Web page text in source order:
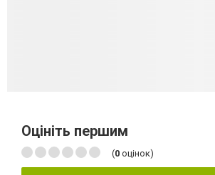
Оцініть першим
(0 оцінок)